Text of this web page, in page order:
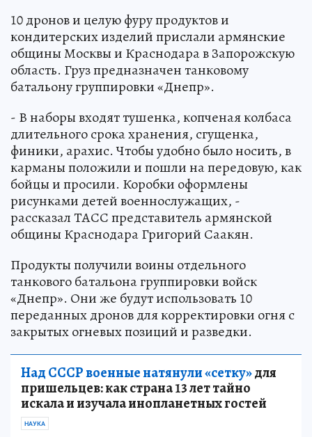
10 дронов и целую фуру продуктов и
кондитерских изделий прислали армянские
общины Москвы и Краснодара в Запорожскую
область. Груз предназначен танковому
батальону группировки «Днепр».
- В наборы входят тушенка, копченая колбаса
длительного срока хранения, сгущенка,
финики, арахис. Чтобы удобно было носить, в
карманы положили и пошли на передовую, как
бойцы и просили. Коробки оформлены
рисунками детей военнослужащих, -
рассказал ТАСС представитель армянской
общины Краснодара Григорий Саакян.
Продукты получили воины отдельного
танкового батальона группировки войск
«Днепр». Они же будут использовать 10
переданных дронов для корректировки огня с
закрытых огневых позиций и разведки.
Над СССР военные натянули «сетку»для
пришельцев: как страна 13 лет тайно
искала и изучала инопланетных гостей
НАУКА